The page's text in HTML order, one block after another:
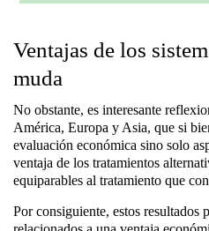
Ventajas de los
muda
No obstante, es interesante
América, Europa y Asia, que si
evaluación económica sino solo
ventaja de los tratamientos
equiparables al tratamiento que
Por consiguiente, estos resultados